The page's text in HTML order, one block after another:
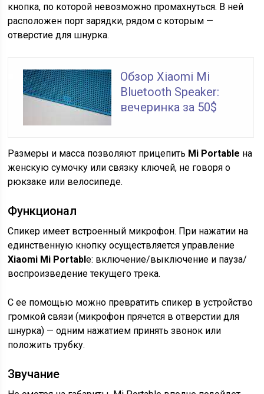
кнопка, по которой невозможно промахнуться. В ней
расположен порт зарядки, рядом с которым —
отверстие для шнурка.
Обзор Xiaomi Mi
Bluetooth Speaker:
вечеринка за 50$
Размеры и масса позволяют прицепить Mi Portable на
женскую сумочку или связку ключей, не говоря о
рюкзаке или велосипеде.
Функционал
Спикер имеет встроенный микрофон. При нажатии на
единственную кнопку осуществляется управление
Xiaomi Mi Portable: включение/выключение и пауза/
воспроизведение текущего трека.
С ее помощью можно превратить спикер в устройство
громкой связи (микрофон прячется в отверстии для
шнурка) — одним нажатием принять звонок или
положить трубку.
Звучание